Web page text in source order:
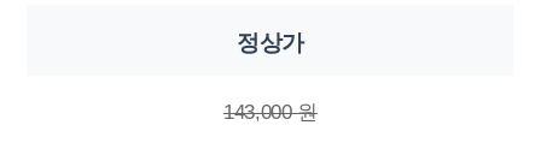
정상가
143,000 원